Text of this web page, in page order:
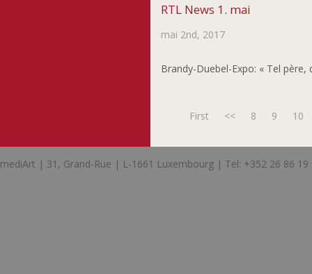
RTL News 1. mai
mai 2nd, 2017
Brandy-Duebel-Expo: « Tel
First << 8 9 10
mediArt | 31, Grand-Rue | L-1661 Luxembourg | Tel: +352 26 86